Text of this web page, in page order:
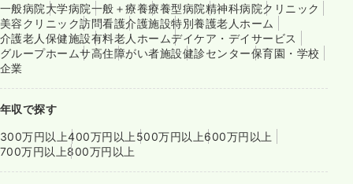
一般病院大学病院一般＋療養療養型病院精神科病院クリニック
美容クリニック訪問看護介護施設特別養護老人ホーム
介護老人保健施設有料老人ホームデイケア・デイサービス
グループホームサ高住障がい者施設健診センター保育園・学校
企業
年収で探す
300万円以上400万円以上 500万円以上600万円以上
700万円以上800万円以上